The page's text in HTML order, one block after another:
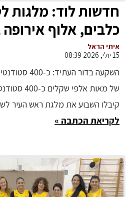
חדשות לוד: מלגות
כלבים, אלוף
והמכביה ה-22
איתי הראל
15 יולי, 2026 08:39
השקעה בדור
של מאות
קיבלו השבוע את מלגת ראש העיר
לקריאת הכתבה »